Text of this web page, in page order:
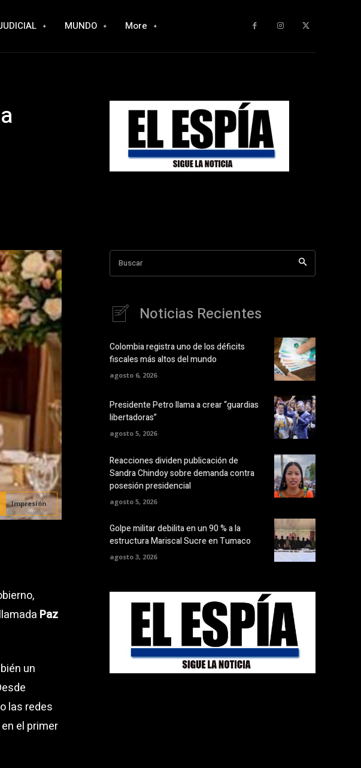
MUNDO More
Impresión
Paz
un
las redes
el primer
Buscar
Noticias Recientes
Colombia registra uno de los déficits
fiscales más altos del mundo
agosto 6, 2026
Presidente Petro llama a crear “guardias
libertadoras”
agosto 5, 2026
Reacciones dividen publicación de
Sandra Chindoy sobre demanda contra
posesión presidencial
agosto 5, 2026
Golpe militar debilita en un 90 % a la
estructura Mariscal Sucre en Tumaco
agosto 3, 2026